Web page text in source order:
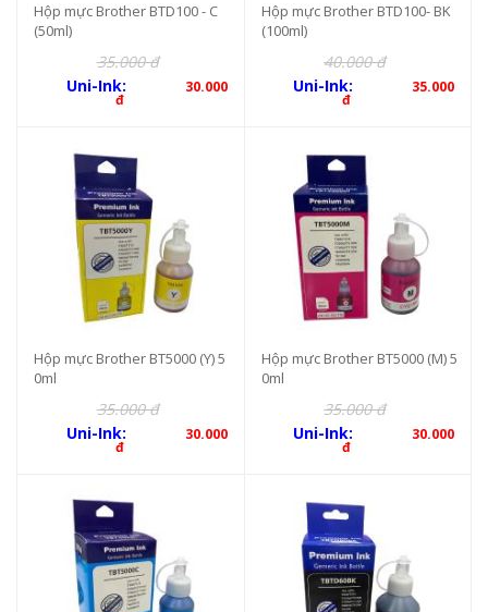
Hộp mực Brother BTD100 - C
(50ml)
35.000 đ
Uni-Ink:
30.000
đ
Hộp mực Brother BTD100- BK
(100ml)
40.000 đ
Uni-Ink:
35.000
đ
Hộp mực Brother BT5000 (Y) 5
0ml
35.000 đ
Uni-Ink:
30.000
đ
Hộp mực Brother BT5000 (M) 5
0ml
35.000 đ
Uni-Ink:
30.000
đ